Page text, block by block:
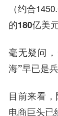
（约合
的180亿美
毫无疑问
海”早已是
目前来看
电商巨头已